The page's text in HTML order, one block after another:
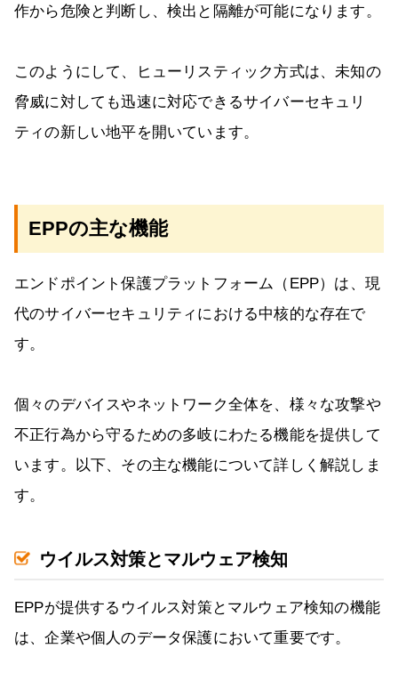
作から危険と判断し、検出と隔離が可能になります。
このようにして、ヒューリスティック方式は、未知の
脅威に対しても迅速に対応できるサイバーセキュリ
ティの新しい地平を開いています。
EPPの主な機能
エンドポイント保護プラットフォーム（EPP）は、現
代のサイバーセキュリティにおける中核的な存在で
す。
個々のデバイスやネットワーク全体を、様々な攻撃や
不正行為から守るための多岐にわたる機能を提供して
います。以下、その主な機能について詳しく解説しま
す。
ウイルス対策とマルウェア検知
EPPが提供するウイルス対策とマルウェア検知の機能
は、企業や個人のデータ保護において重要です。